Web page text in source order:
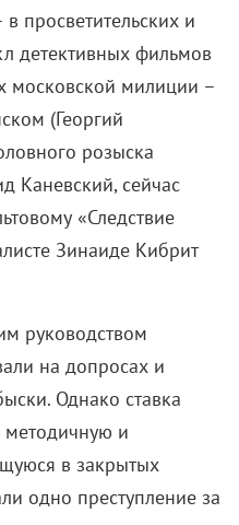
просветительских и
детективных фильмов
московской милиции –
(Георгий
розыска
Каневский, сейчас
«Следствие
Зинаиде Кибрит
руководством
на допросах и
Однако ставка
методичную и
в закрытых
одно преступление за